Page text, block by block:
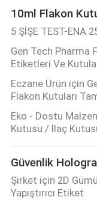
10ml Flakon
5 ŞİŞE TEST-ENA
Gen Tech Pharma
Etiketleri Ve
Eczane Ürün için
Flakon Kutuları
Eko - Dostu
Kutusu / İlaç
Güvenlik
Şirket için 2D
Yapıştırıcı Etiket